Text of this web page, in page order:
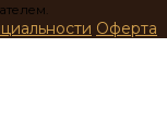
Оферта